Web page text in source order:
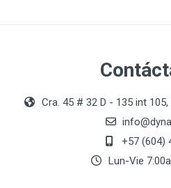
Cra. 45 # 32 D - 135 int
+57 (604)
Lun-Vie